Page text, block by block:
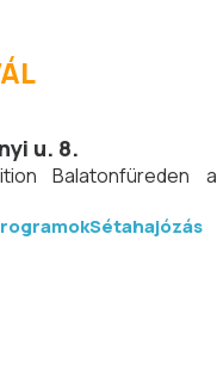
u. 8.
Balatonfüreden a
Sétahajózás